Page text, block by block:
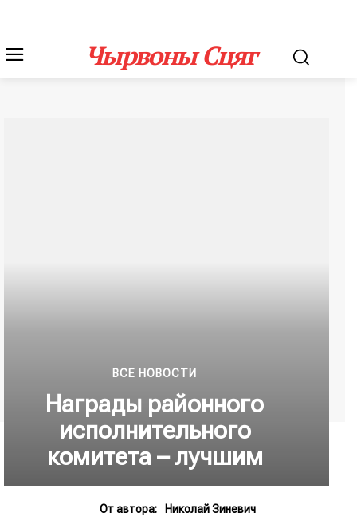
Чырвоны Сцяг
ВСЕ НОВОСТИ
Награды районного
исполнительного
комитета – лучшим
От автора:
Николай Зиневич